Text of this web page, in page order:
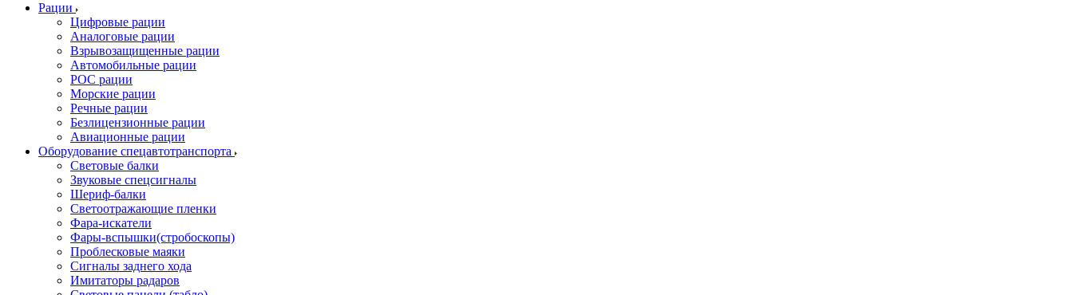
Рации
Цифровые рации
Аналоговые рации
Взрывозащищенные рации
Автомобильные рации
POC рации
Морские рации
Речные рации
Безлицензионные рации
Авиационные рации
Оборудование спецавтотранспорта
Световые балки
Звуковые спецсигналы
Шериф-балки
Светоотражающие пленки
Фара-искатели
Фары-вспышки(стробоскопы)
Проблесковые маяки
Сигналы заднего хода
Имитаторы радаров